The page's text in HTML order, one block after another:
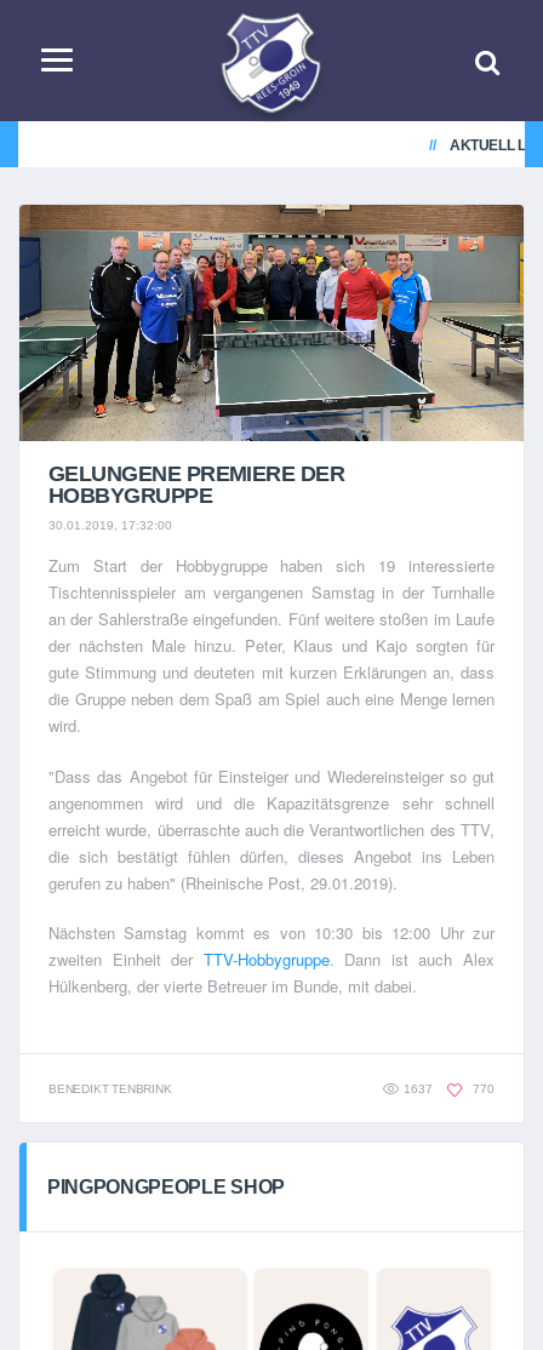
AKTUELL
GELUNGENE PREMIERE DER
HOBBYGRUPPE
30.01.2019, 17:32:00
Zum Start der Hobbygruppe haben sich 19 interessierte
Tischtennisspieler am vergangenen Samstag in der Turnhalle
an der Sahlerstraße eingefunden. Fünf weitere stoßen im Laufe
der nächsten Male hinzu. Peter, Klaus und Kajo sorgten für
gute Stimmung und deuteten mit kurzen Erklärungen an, dass
die Gruppe neben dem Spaß am Spiel auch eine Menge lernen
wird.
"Dass das Angebot für Einsteiger und Wiedereinsteiger so gut
angenommen wird und die Kapazitätsgrenze sehr schnell
erreicht wurde, überraschte auch die Verantwortlichen des TTV,
die sich bestätigt fühlen dürfen, dieses Angebot ins Leben
gerufen zu haben" (Rheinische Post, 29.01.2019).
Nächsten Samstag kommt es von 10:30 bis 12:00 Uhr zur
zweiten Einheit der TTV-Hobbygruppe. Dann ist auch Alex
Hülkenberg, der vierte Betreuer im Bunde, mit dabei.
BENEDIKT TENBRINK 1637 770
PINGPONGPEOPLE SHOP